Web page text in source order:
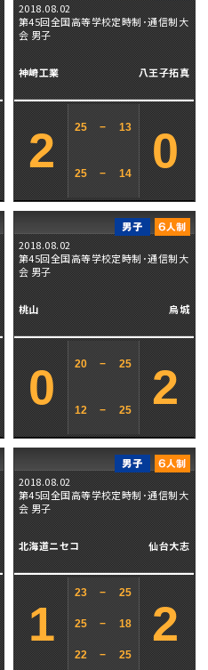
2018.08.02
第45回全国高等学校定時制･通信制大
会 男子
神崎工業 八王子拓真
2 25 − 13
25 − 14 0
2018.08.02
第45回全国高等学校定時制･通信制大
会 男子
桃山 烏城
0 20 − 25
12 − 25 2
2018.08.02
第45回全国高等学校定時制･通信制大
会 男子
北海道ニセコ 仙台大志
1
23 − 25
25 − 18
22 − 25
2